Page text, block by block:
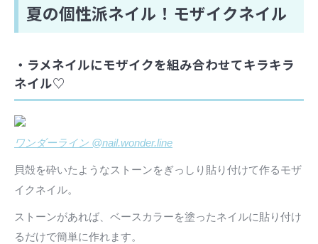
夏の個性派ネイル！モザイクネイル
・ラメネイルにモザイクを組み合わせてキラキラ
ネイル♡
ワンダーライン @nail.wonder.line
貝殻を砕いたようなストーンをぎっしり貼り付けて作るモザ
イクネイル。
ストーンがあれば、ベースカラーを塗ったネイルに貼り付け
るだけで簡単に作れます。